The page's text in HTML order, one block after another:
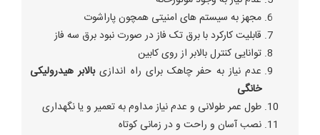
مجهز به سیستم های امنیتی همچون پاراشوت
قابلیت کارکرد با برق تک فاز در صورت نبود برق سه فاز
توانایی کنترل بالابر از روی کابین
عدم نیاز به حفر چاهک برای راه اندازیبالابر هیدرولیکی
خانگی
طول عمر طولانی و عدم نیاز مداوم به تعمیر و یا نگهداری
نصب آسان و راحت و در زمانی کوتاه